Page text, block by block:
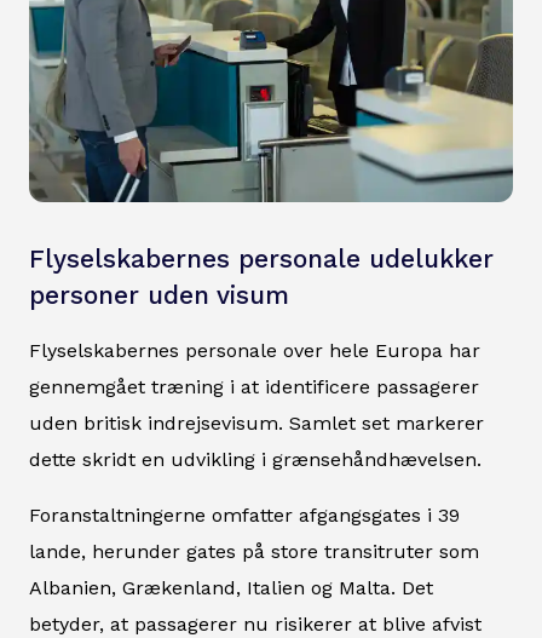
Flyselskabernes personale udelukker
personer uden visum
Flyselskabernes personale over hele Europa har
gennemgået træning i at identificere passagerer
uden britisk indrejsevisum. Samlet set markerer
dette skridt en udvikling i grænsehåndhævelsen.
Foranstaltningerne omfatter afgangsgates i 39
lande, herunder gates på store transitruter som
Albanien, Grækenland, Italien og Malta. Det
betyder, at passagerer nu risikerer at blive afvist